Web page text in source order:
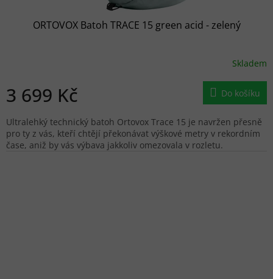
ORTOVOX Batoh TRACE 15 green acid - zelený
Skladem
3 699 Kč Do košíku
Ultralehký technický batoh Ortovox Trace 15 je navržen přesně
pro ty z vás, kteří chtějí překonávat výškové metry v rekordním
čase, aniž by vás výbava jakkoliv omezovala v rozletu.